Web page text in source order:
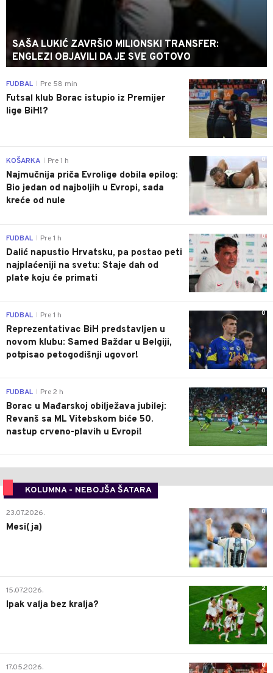
SAŠA LUKIĆ ZAVRŠIO MILIONSKI TRANSFER:
ENGLEZI OBJAVILI DA JE SVE GOTOVO
0
FUDBAL Pre 58 min
Futsal klub Borac istupio iz Premijer
lige BiH!?
0
KOŠARKA Pre 1 h
Najmučnija priča Evrolige dobila epilog:
Bio jedan od najboljih u Evropi, sada
kreće od nule
0
FUDBAL Pre 1 h
Dalić napustio Hrvatsku, pa postao peti
najplaćeniji na svetu: Staje dah od
plate koju će primati
0
FUDBAL Pre 1 h
Reprezentativac BiH predstavljen u
novom klubu: Samed Baždar u Belgiji,
potpisao petogodišnji ugovor!
0
FUDBAL Pre 2 h
Borac u Mađarskoj obilježava jubilej:
Revanš sa ML Vitebskom biće 50.
nastup crveno-plavih u Evropi!
KOLUMNA - NEBOJŠA ŠATARA
0
23.07.2026.
Mesi(ja)
2
15.07.2026.
Ipak valja bez kralja?
0
17.05.2026.